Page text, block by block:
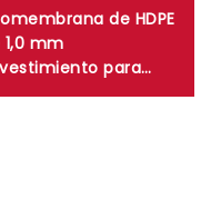
de HDPE
mm
para
de granjas de